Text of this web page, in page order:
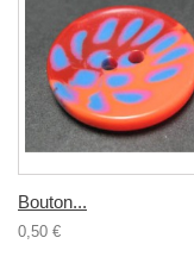
Bouton...
0,50 €